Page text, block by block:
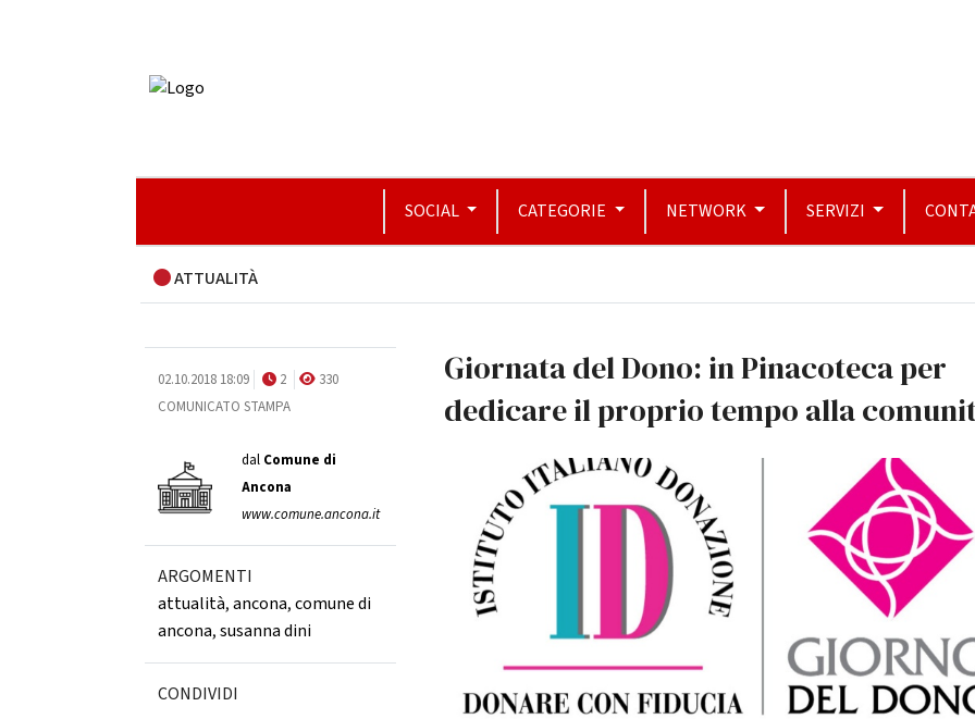
SOCIAL CATEGORIE NETWORK SERVIZI
ATTUALITÀ
02.10.2018 18:09 2
330
COMUNICATO STAMPA
dal Comune di
Ancona
www.comune.ancona.it
ARGOMENTI
attualità,ancona,comune di
ancona,susanna dini
CONDIVIDI
Giornata del Dono: in Pinacoteca per
dedicare il proprio tempo alla